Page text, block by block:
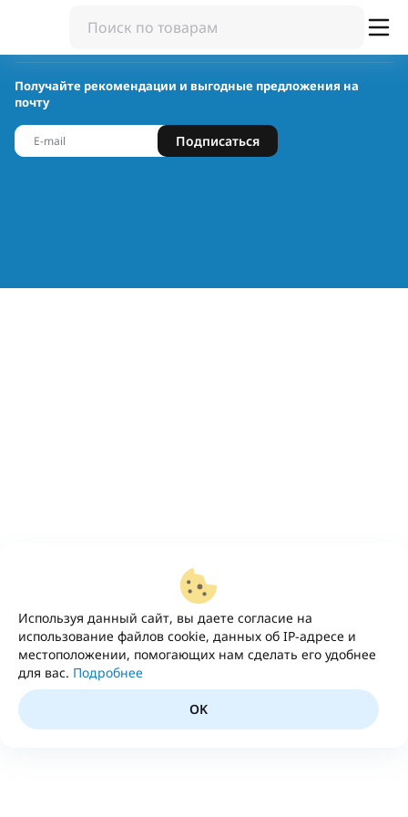
Используя данный сайт, вы даете согласие на
использование файлов cookie, данных об IP-адресе и
местоположении, помогающих нам сделать его удобнее
для вас. Подробнее
OK
Получайте рекомендации и выгодные предложения на
почту
Подписаться